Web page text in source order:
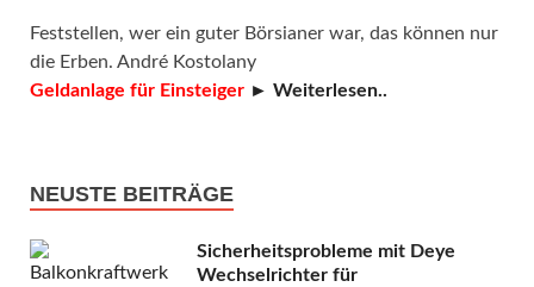
Feststellen, wer ein guter Börsianer war, das können nur
die Erben. André Kostolany
Geldanlage für Einsteiger ► Weiterlesen..
NEUSTE BEITRÄGE
Sicherheitsprobleme mit Deye
Wechselrichter für